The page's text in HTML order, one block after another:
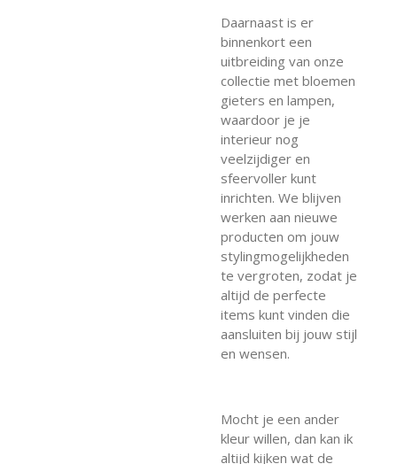
Daarnaast is er
binnenkort een
uitbreiding van onze
collectie met bloemen
gieters en lampen,
waardoor je je
interieur nog
veelzijdiger en
sfeervoller kunt
inrichten. We blijven
werken aan nieuwe
producten om jouw
stylingmogelijkheden
te vergroten, zodat je
altijd de perfecte
items kunt vinden die
aansluiten bij jouw stijl
en wensen.
Mocht je een ander
kleur willen, dan kan ik
altijd kijken wat de